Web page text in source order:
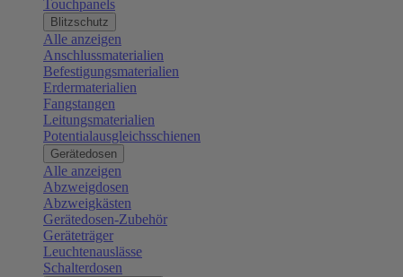
Touchpanels
Blitzschutz
Alle anzeigen
Anschlussmaterialien
Befestigungsmaterialien
Erdermaterialien
Fangstangen
Leitungsmaterialien
Potentialausgleichsschienen
Gerätedosen
Alle anzeigen
Abzweigdosen
Abzweigkästen
Gerätedosen-Zubehör
Geräteträger
Leuchtenauslässe
Schalterdosen